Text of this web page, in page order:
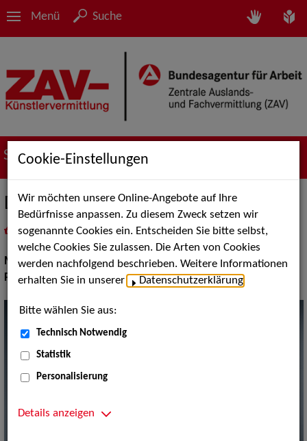
Menü Suche
Suche nach Künstler*innen
DJane Mela
als PDF speichern
inMeine Merklistelegen
Musik:DJs
Pop Rock Tanzmusik:House, Top 40, Reggae
Cookie-Einstellungen
Wir möchten unsere Online-Angebote auf Ihre
Bedürfnisse anpassen. Zu diesem Zweck setzen wir
sogenannte Cookies ein. Entscheiden Sie bitte selbst,
welche Cookies Sie zulassen. Die Arten von Cookies
werden nachfolgend beschrieben. Weitere Informationen
erhalten Sie in unserer
Datenschutzerklärung
Bitte wählen Sie aus:
Technisch Notwendig
Statistik
Personalisierung
Details anzeigen